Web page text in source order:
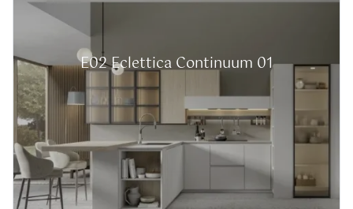
E02 Eclettica Continuum 01